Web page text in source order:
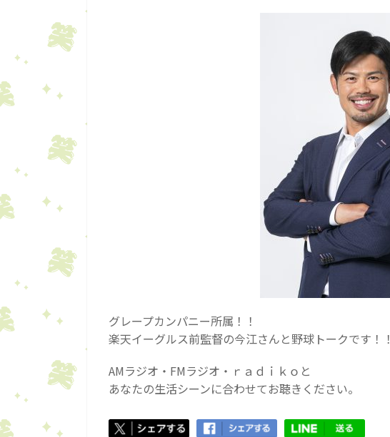
グレープカンパニー所属！！
楽天イーグルス前監督の今江さんと野球トークです！！
AMラジオ・FMラジオ・ｒａｄｉｋｏと
あなたの生活シーンに合わせてお聴きください。